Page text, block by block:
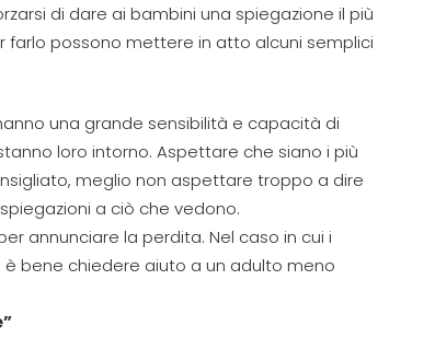
di dare ai bambini una spiegazione il più
possono mettere in atto alcuni semplici
una grande sensibilità e capacità di
loro intorno. Aspettare che siano i più
meglio non aspettare troppo a dire
a ciò che vedono.
annunciare la perdita. Nel caso in cui i
bene chiedere aiuto a un adulto meno